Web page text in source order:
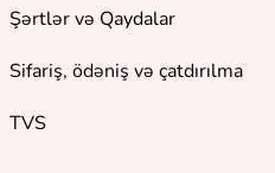
Şərtlər və Qaydalar
Sifariş, ödəniş və çatdırılma
TVS